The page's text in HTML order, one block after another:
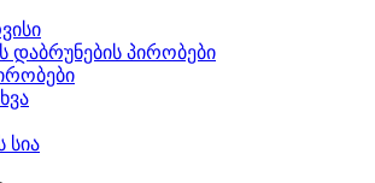
დაბრუნების პირობები
სია